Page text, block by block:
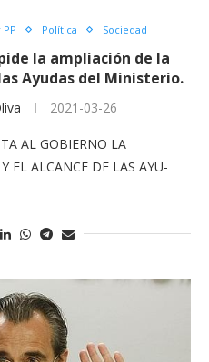
Política Sociedad
la ampliación de la
Ayudas del Ministerio.
2021-03-26
AL GOBIERNO LA
EL ALCANCE DE LAS AYU-